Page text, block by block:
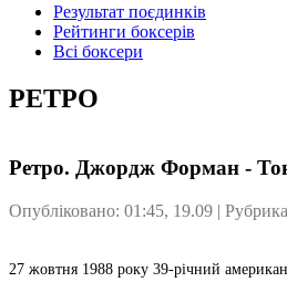
Результат поєдинків
Рейтинги боксерів
Всі боксери
РЕТРО
Ретро. Джордж Форман -
Опубліковано: 01:45, 19.09 |
27 жовтня 1988 року 39-річний